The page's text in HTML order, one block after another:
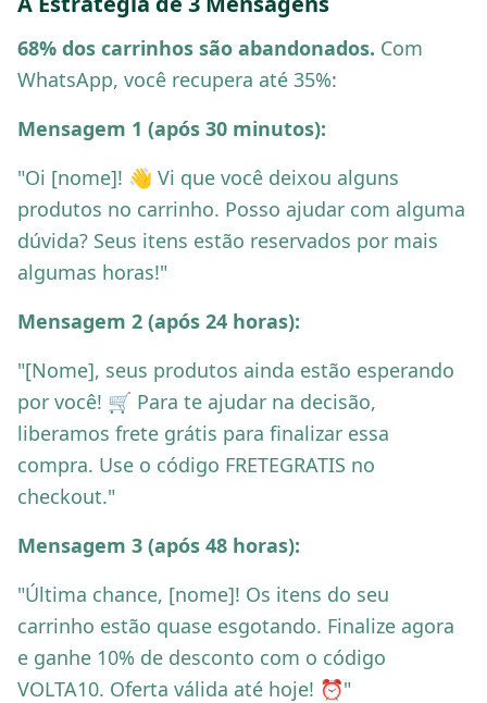
68% dos carrinhos são abandonados. Com
WhatsApp, você recupera até 35%:
Mensagem 1 (após 30 minutos):
"Oi [nome]! 👋 Vi que você deixou alguns
produtos no carrinho. Posso ajudar com alguma
dúvida? Seus itens estão reservados por mais
algumas horas!"
Mensagem 2 (após 24 horas):
"[Nome], seus produtos ainda estão esperando
por você! 🛒 Para te ajudar na decisão,
liberamos frete grátis para finalizar essa
compra. Use o código FRETEGRATIS no
checkout."
Mensagem 3 (após 48 horas):
"Última chance, [nome]! Os itens do seu
carrinho estão quase esgotando. Finalize agora
e ganhe 10% de desconto com o código
VOLTA10. Oferta válida até hoje! ⏰"